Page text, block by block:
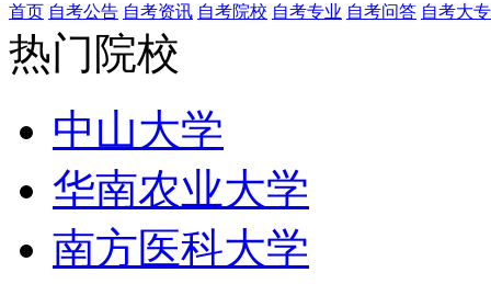
首页 自考公告 自考资讯 自考院校 自考专业 自考问答 自考大专
热门院校
中山大学
华南农业大学
南方医科大学